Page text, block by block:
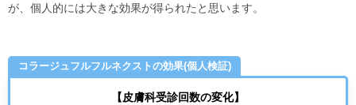
が、個人的には大きな効果が得られたと思います。
コラージュフルフルネクストの効果(個人検証)
【皮膚科受診回数の変化】